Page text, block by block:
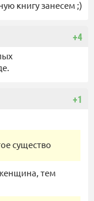
книгу занесем ;)
+4
+1
существо
тем